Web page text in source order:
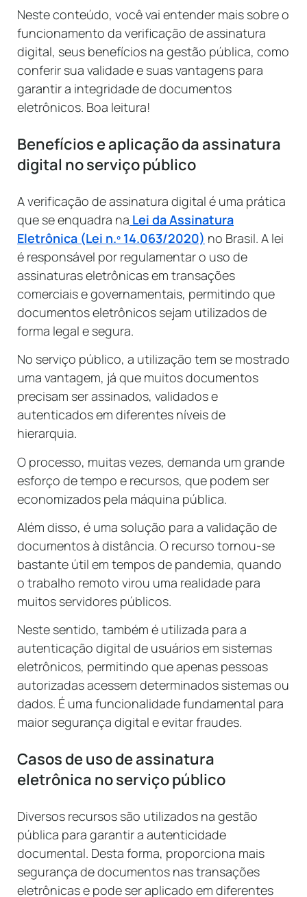
Neste conteúdo, você vai entender mais sobre o
funcionamento da verificação de assinatura
digital, seus benefícios na gestão pública, como
conferir sua validade e suas vantagens para
garantir a integridade de documentos
eletrônicos. Boa leitura!
Benefícios e aplicação da assinatura
digital no serviço público
A verificação de assinatura digital é uma prática
que se enquadra na Lei da Assinatura
Eletrônica (Lei n.º 14.063/2020) no Brasil. A lei
é responsável por regulamentar o uso de
assinaturas eletrônicas em transações
comerciais e governamentais, permitindo que
documentos eletrônicos sejam utilizados de
forma legal e segura.
No serviço público, a utilização tem se mostrado
uma vantagem, já que muitos documentos
precisam ser assinados, validados e
autenticados em diferentes níveis de
hierarquia.
O processo, muitas vezes, demanda um grande
esforço de tempo e recursos, que podem ser
economizados pela máquina pública.
Além disso, é uma solução para a validação de
documentos à distância. O recurso tornou-se
bastante útil em tempos de pandemia, quando
o trabalho remoto virou uma realidade para
muitos servidores públicos.
Neste sentido, também é utilizada para a
autenticação digital de usuários em sistemas
eletrônicos, permitindo que apenas pessoas
autorizadas acessem determinados sistemas ou
dados. É uma funcionalidade fundamental para
maior segurança digital e evitar fraudes.
Casos de uso de assinatura
eletrônica no serviço público
Diversos recursos são utilizados na gestão
pública para garantir a autenticidade
documental. Desta forma, proporciona mais
segurança de documentos nas transações
eletrônicas e pode ser aplicado em diferentes